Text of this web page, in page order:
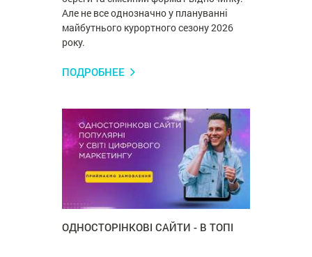
Але не все однозначно у плануванні
майбутнього курортного сезону 2026
року.
ПОДРОБНЕЕ
ОДНОСТОРІНКОВІ САЙТИ - В ТОПІ